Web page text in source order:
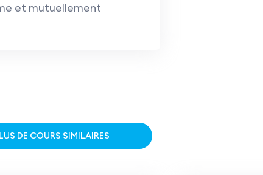
et mutuellement
DE COURS SIMILAIRES